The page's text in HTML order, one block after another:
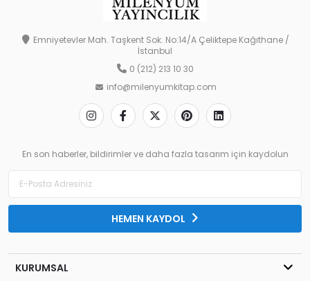
Emniyetevler Mah. Taşkent Sok. No:14/A Çeliktepe Kağıthane /
İstanbul
0 (212) 213 10 30
info@milenyumkitap.com
En son haberler, bildirimler ve daha fazla tasarım için kaydolun
HEMEN KAYDOL
KURUMSAL